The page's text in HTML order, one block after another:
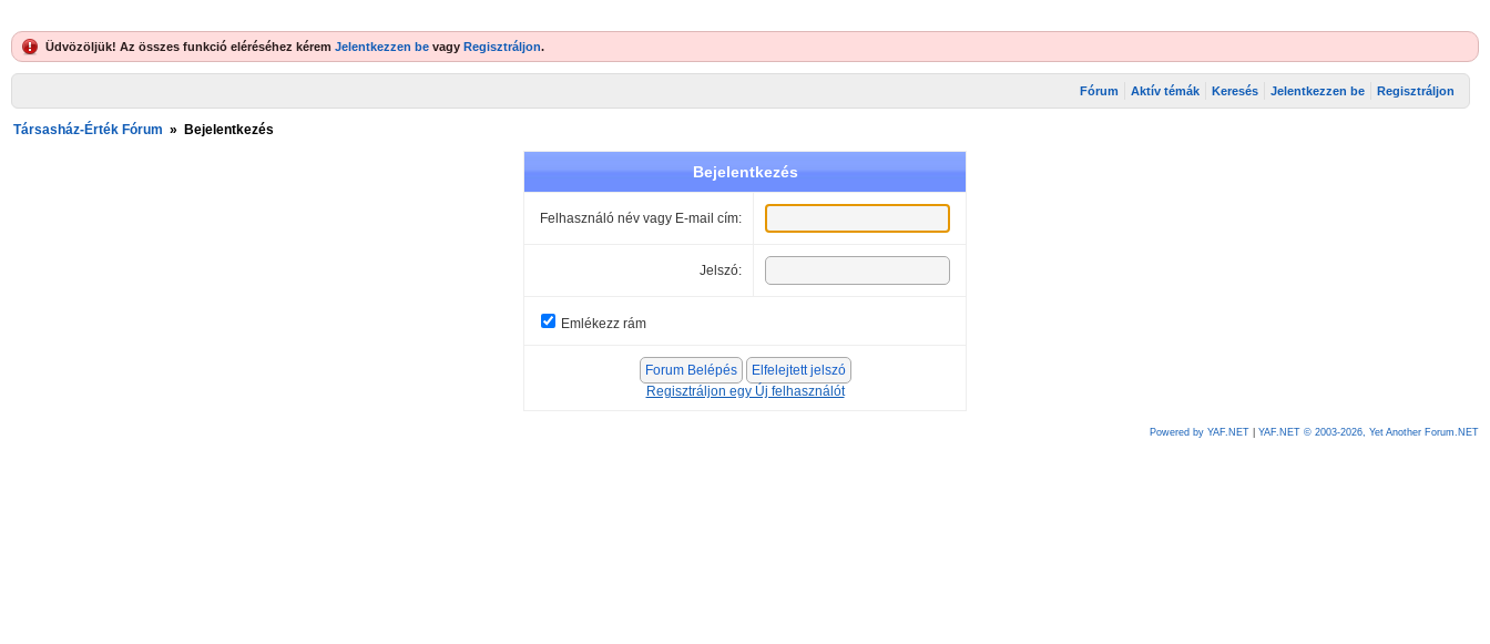
Üdvözöljük! Az összes funkció eléréséhez kérem Jelentkezzen be vagy Regisztráljon.
Fórum Aktív témák Keresés Jelentkezzen be Regisztráljon
Társasház-Érték Fórum » Bejelentkezés
Bejelentkezés
Felhasználó név vagy E-mail cím:
Jelszó:
Emlékezz rám
Regisztráljon egy Új felhasználót
Powered by YAF.NET YAF.NET © 2003-2026, Yet Another Forum.NET